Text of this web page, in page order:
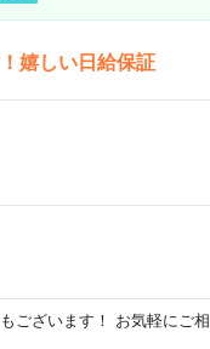
嬉しい日給保証
ございます！ お気軽にご相